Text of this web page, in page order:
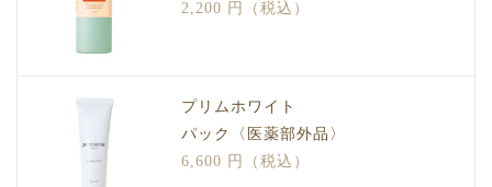
2,200 円（税込）
プリムホワイト
パック〈医薬部外品〉
6,600 円（税込）